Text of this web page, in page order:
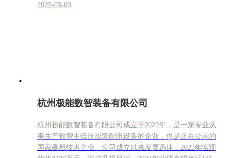
2025-03-03
杭州极能数智装备有限公司
杭州极能数智装备有限公司成立于2022年，是一家专业从
事生产数智中低压成套配电设备的企业，也是正在公示的
国家高新技术企业。公司成立以来发展迅速，2023年实现